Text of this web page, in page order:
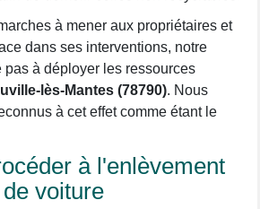
à mener aux propriétaires et
dans ses interventions, notre
à déployer les ressources
lès-Mantes (78790). Nous
à cet effet comme étant le
à l'enlèvement
voiture